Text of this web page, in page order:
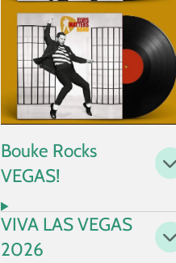
Bouke Rocks
VEGAS!
VIVA LAS VEGAS
2026